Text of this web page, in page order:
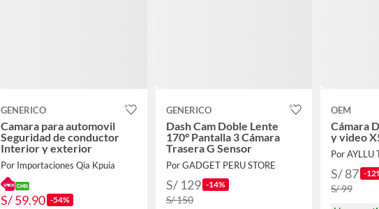
GENERICO
Camara para automovil
Seguridad de conductor
Interior y exterior
Por Importaciones Qia Kpuia
S/ 59.90 -54%
GENERICO
Dash Cam Doble Lente
170° Pantalla 3 Cámara
Trasera G Sensor
Por GADGET PERU STORE
S/ 129 -14%
S/ 150
OEM
Cámara
y video
Por AYLLU
S/ 87 -
S/ 99